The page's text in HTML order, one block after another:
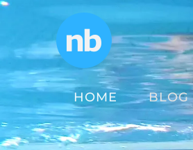
Skip
content
HOME BLOG